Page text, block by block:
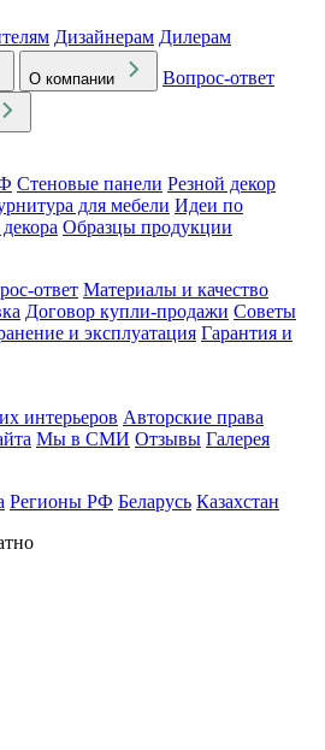
Дизайнерам Дилерам
О компании
Вопрос-ответ
Стеновые панели Резной декор
для мебели Идеи по
Образцы продукции
ответ Материалы и качество
Договор купли-продажи Советы
и эксплуатация Гарантия и
интерьеров Авторские права
Мы в СМИ Отзывы Галерея
Регионы РФ Беларусь Казахстан